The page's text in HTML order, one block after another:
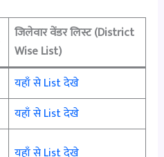
जिलेवार वेंडर लिस्ट (District
Wise List)
यहाँ से List देखे
यहाँ से List देखे
यहाँ से List देखे